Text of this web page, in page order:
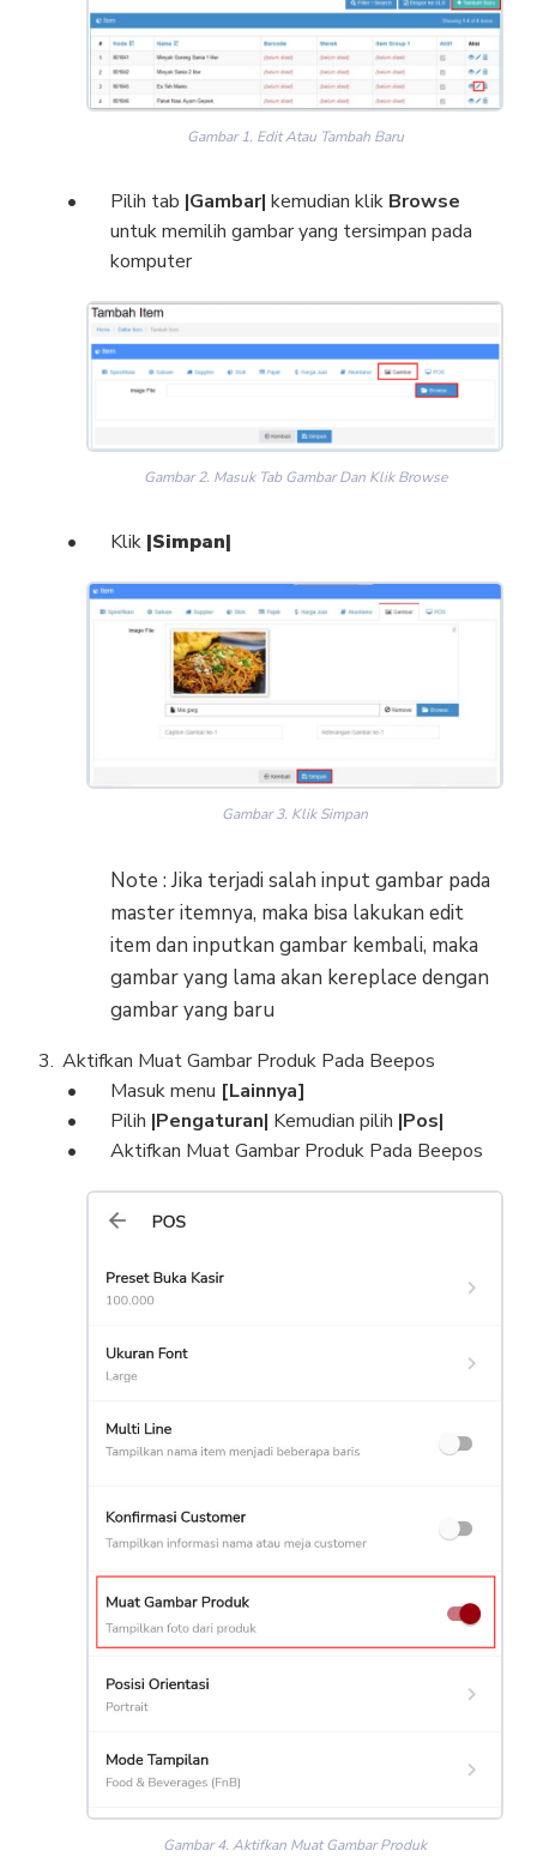
Gambar 1. Edit Atau Tambah Baru
Pilih tab |Gambar| kemudian klik Browse
untuk memilih gambar yang tersimpan pada
komputer
Gambar 2. Masuk Tab Gambar Dan Klik Browse
Klik |Simpan|
Gambar 3. Klik Simpan
Note : Jika terjadi salah input gambar pada
master itemnya, maka bisa lakukan edit
item dan inputkan gambar kembali, maka
gambar yang lama akan kereplace dengan
gambar yang baru
Aktifkan Muat Gambar Produk Pada Beepos
Masuk menu [Lainnya]
Pilih |Pengaturan| Kemudian pilih |Pos|
Aktifkan Muat Gambar Produk Pada Beepos
Gambar 4. Aktifkan Muat Gambar Produk